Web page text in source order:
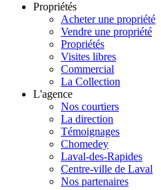
Propriétés
Acheter une propriété
Vendre une propriété
Propriétés
Visites libres
Commercial
La Collection
L'agence
Nos courtiers
La direction
Témoignages
Chomedey
Laval-des-Rapides
Centre-ville de Laval
Nos partenaires